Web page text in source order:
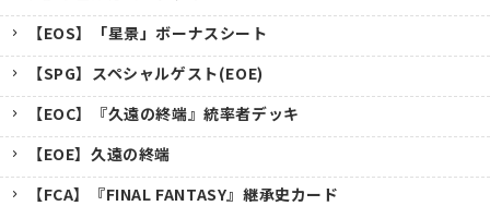
【EOS】「星景」ボーナスシート
【SPG】スペシャルゲスト(EOE)
【EOC】『久遠の終端』統率者デッキ
【EOE】久遠の終端
【FCA】『FINAL FANTASY』継承史カード